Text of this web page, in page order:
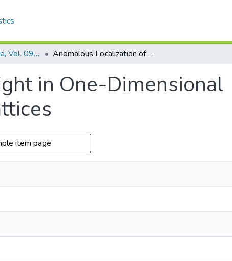
Ingeniería y Ciencia, Vol. 09, Núm. 18 (2013) Anomalous Localization of Light in One-Dimensional Disordered Photonic Superlattices
in One-Dimensional
item page